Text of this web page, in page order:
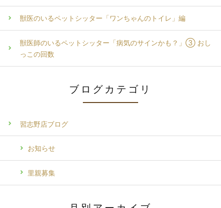
獣医のいるペットシッター「ワンちゃんのトイレ」編
獣医師のいるペットシッター「病気のサインかも？」③ おし
っこの回数
ブログカテゴリ
習志野店ブログ
お知らせ
里親募集